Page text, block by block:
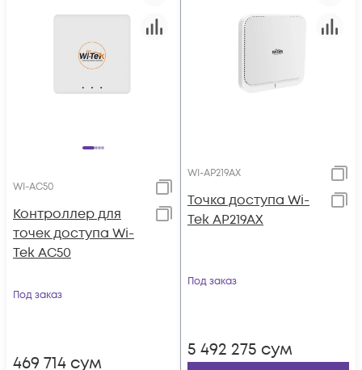
WI-AC50
Контроллер для
точек доступа Wi-
Tek AC50
Под заказ
469 714 сум
WI-AP219AX
Точка доступа Wi-
Tek AP219AX
Под заказ
5 492 275 сум